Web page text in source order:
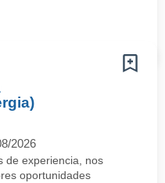
2026
de experiencia, nos
oportunidades